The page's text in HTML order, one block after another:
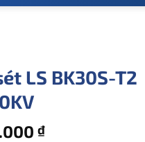
LS BK30S-T2
₫Giá